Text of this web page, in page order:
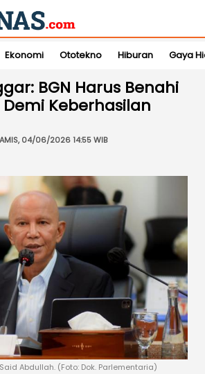
Ekonomi Ototekno Hiburan Gaya
BGN Harus Benahi
Keberhasilan
04/06/2026 14:55 WIB
Abdullah. (Foto: Dok. Parlementaria)